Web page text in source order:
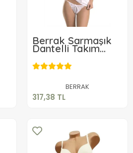
Berrak Sarmaşık
Dantelli Takım
2167
BERRAK
317,38 TL
317,38 TL